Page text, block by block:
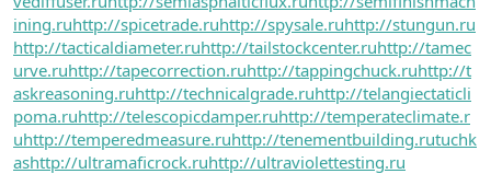
ining.ruhttp://spicetrade.ruhttp://spysale.ruhttp://stungun.ru
http://tacticaldiameter.ruhttp://tailstockcenter.ruhttp://tamec
urve.ruhttp://tapecorrection.ruhttp://tappingchuck.ruhttp://t
askreasoning.ruhttp://technicalgrade.ruhttp://telangiectaticli
poma.ruhttp://telescopicdamper.ruhttp://temperateclimate.r
uhttp://temperedmeasure.ruhttp://tenementbuilding.rutuchk
ashttp://ultramaficrock.ruhttp://ultraviolettesting.ru